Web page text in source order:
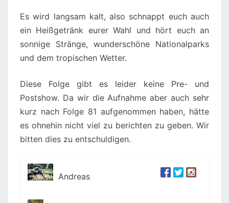
Es wird langsam kalt, also schnappt euch auch
ein Heißgetränk eurer Wahl und hört euch an
sonnige Stränge, wunderschöne Nationalparks
und dem tropischen Wetter.
Diese Folge gibt es leider keine Pre- und
Postshow. Da wir die Aufnahme aber auch sehr
kurz nach Folge 81 aufgenommen haben, hätte
es ohnehin nicht viel zu berichten zu geben. Wir
bitten dies zu entschuldigen.
Andreas